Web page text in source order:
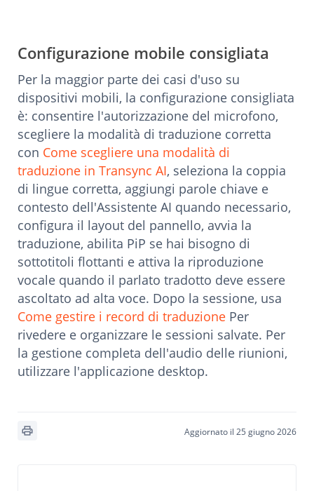
Configurazione mobile consigliata
Per la maggior parte dei casi d'uso su
dispositivi mobili, la configurazione consigliata
è: consentire l'autorizzazione del microfono,
scegliere la modalità di traduzione corretta
con Come scegliere una modalità di
traduzione in Transync AI, seleziona la coppia
di lingue corretta, aggiungi parole chiave e
contesto dell'Assistente AI quando necessario,
configura il layout del pannello, avvia la
traduzione, abilita PiP se hai bisogno di
sottotitoli flottanti e attiva la riproduzione
vocale quando il parlato tradotto deve essere
ascoltato ad alta voce. Dopo la sessione, usa
Come gestire i record di traduzione Per
rivedere e organizzare le sessioni salvate. Per
la gestione completa dell'audio delle riunioni,
utilizzare l'applicazione desktop.
Aggiornato il 25 giugno 2026